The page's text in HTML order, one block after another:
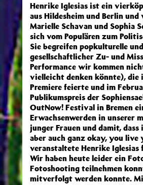
Henrike Iglesias ist ein
aus Hildesheim und Berlin und
Marielle Schavan und Sophia
sich vom Populären zum
Sie begreifen popkulturelle
gesellschaftlicher Zu- und
Performance wir kommen
vielleicht denken könnte),
Premiere feierte und im
Publikumspreis der
OutNow! Festival in Bremen
Erwachsenwerden in unserer
junger Frauen und damit,
aber auch ganz okay, you
veranstaltete Henrike Iglesias
Wir haben heute leider ein
Fotoshooting teilnehmen
mitverfolgt werden konnte.